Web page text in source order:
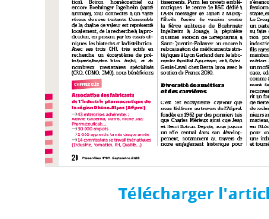
Télécharger